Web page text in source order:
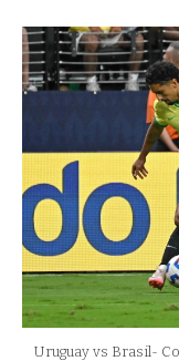
Uruguay vs Brasil-